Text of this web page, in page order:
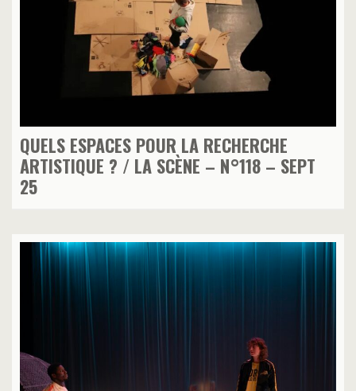
QUELS ESPACES POUR LA RECHERCHE
ARTISTIQUE ? / LA SCÈNE – N°118 – SEPT
25